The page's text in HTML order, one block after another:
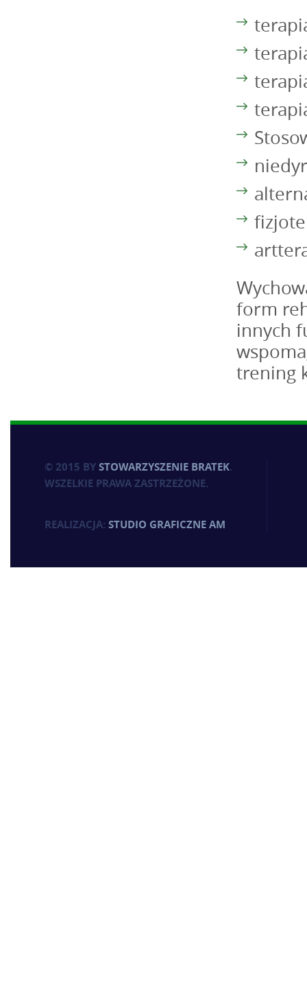
form
innych
trening
© 2015 BYSTOWARZYSZENIE BRATEK.
WSZELKIE PRAWA ZASTRZEŻONE.
REALIZACJA: STUDIO GRAFICZNE AM